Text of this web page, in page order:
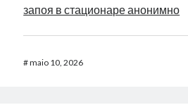
запоя в стационаре анонимно
#maio 10, 2026